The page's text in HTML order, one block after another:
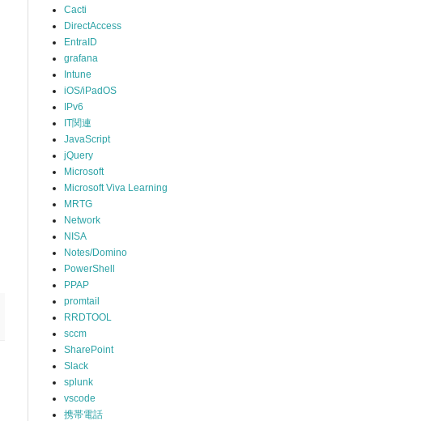
Cacti
DirectAccess
EntraID
grafana
Intune
iOS/iPadOS
IPv6
IT関連
JavaScript
jQuery
Microsoft
Microsoft Viva Learning
MRTG
Network
NISA
Notes/Domino
PowerShell
PPAP
promtail
RRDTOOL
sccm
SharePoint
Slack
splunk
vscode
携帯電話